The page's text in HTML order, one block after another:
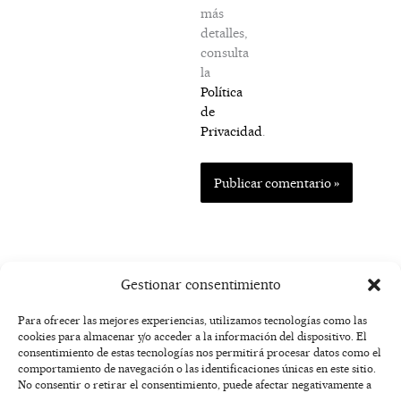
Gestionar consentimiento
Para ofrecer las mejores experiencias, utilizamos tecnologías como las
cookies para almacenar y/o acceder a la información del dispositivo. El
consentimiento de estas tecnologías nos permitirá procesar datos como el
comportamiento de navegación o las identificaciones únicas en este sitio.
No consentir o retirar el consentimiento, puede afectar negativamente a
más
detalles,
consulta
la
Política
de
Privacidad
F
a
c
I
n
s
X
-
t
Y
o
u
T
i
k
AVISO